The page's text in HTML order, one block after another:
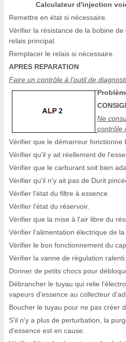
Calculateur d'injection
Remettre en état si nécessaire.
Vérifier la résistance de la bobine
relais principal.
Remplacer le relais si nécessaire.
APRES REPARATION
Faire un contrôle à l'outil de
Ne
contrôle
Vérifier que le démarreur fonctionne
Vérifier qu'il y ait réellement de
Vérifier que le carburant soit bien
Vérifier qu'il n'y ait pas de Durit
Vérifier l'état du filtre à essence.
Vérifier l'état du réservoir.
Vérifier que la mise à l'air libre du
Vérifier l'alimentation électrique de la
Vérifier le bon fonctionnement du
Vérifier la vanne de régulation ralenti.
Donner de petits chocs pour
Débrancher le tuyau qui relie
vapeurs d'essence au collecteur
Boucher le tuyau pour ne pas créer
S'il n'y a plus de perturbation, la
d'essence est en cause.